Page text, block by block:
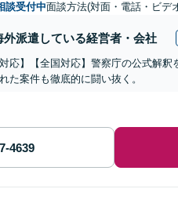
談受付中面談方法(対面・電話・ビデ
外派遣している経営者・会社
対応】【全国対応】警察庁の公式解
案件も徹底的に闘い抜く。